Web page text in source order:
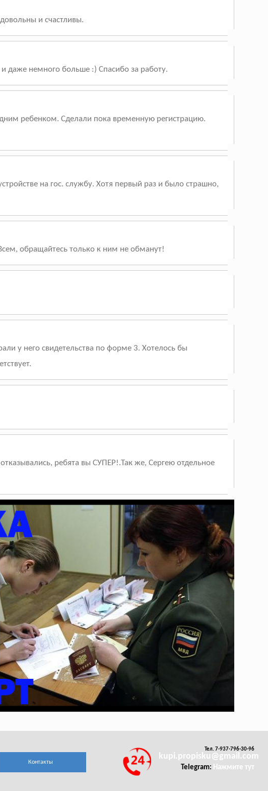
и счастливы.
даже немного больше :) Спасибо за работу.
ребенком. Сделали пока временную регистрацию.
на гос. службу. Хотя первый раз и было страшно,
обращайтесь только к ним не обманут!
у него свидетельства по форме 3. Хотелось бы
ребята вы СУПЕР!.Так же, Сергею отдельное
Контакты
Тел. 7-937-796-30-96
kupi.propisku@gmail.com
Telegram: Нажмите тут